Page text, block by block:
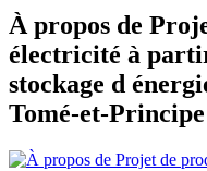
À propos de
électricité à
stockage d
Tomé-et-Principe